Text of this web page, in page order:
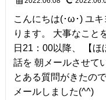
こんにちは(･ω･) ユ
ります。 大事なこ
日21：00以降、 【
話を 朝メールさせて
とある質問がきたの
メールしました(^^)